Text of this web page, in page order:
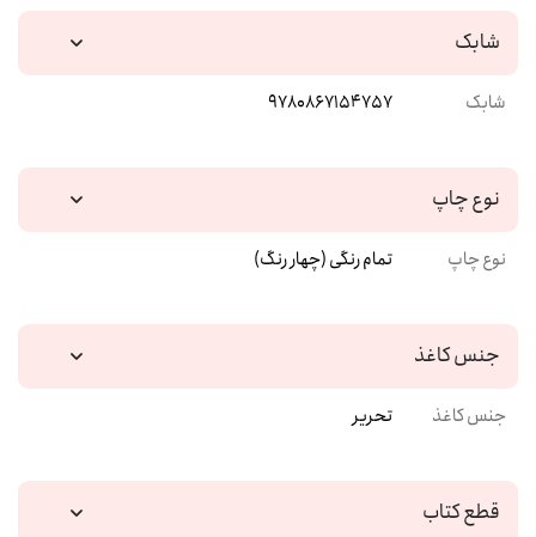
شابک
شابک 9780867154757
نوع چاپ
نوع چاپ تمام رنگی (چهار رنگ)
جنس کاغذ
جنس کاغذ تحریر
قطع کتاب